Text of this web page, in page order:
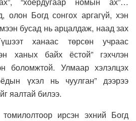
олон Богд сонгох аргагүй, хэн
бусад нь арцалдаж, наад зах
ханаас төрсөн учраас
ханых байх ёстой” гэхчлэн
боломжтой. Улмаар хэлэлцэх
үхэл нь чуулган” дээрээ
яалтай билээ.
ирсэн эхний Богд